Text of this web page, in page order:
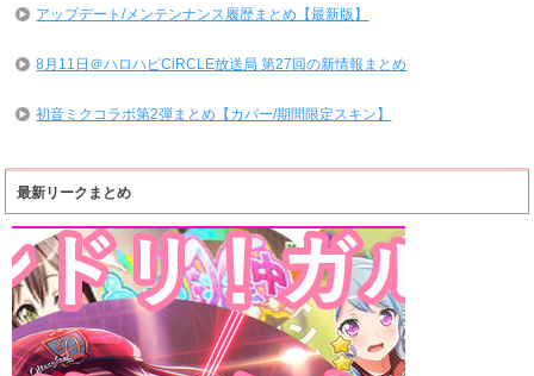
アップデート/メンテンナンス履歴まとめ【最新版】
8月11日＠ハロハピCiRCLE放送局 第27回の新情報まとめ
初音ミクコラボ第2弾まとめ【カバー/期間限定スキン】
最新リークまとめ